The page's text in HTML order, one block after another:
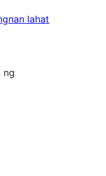
lahat
ng